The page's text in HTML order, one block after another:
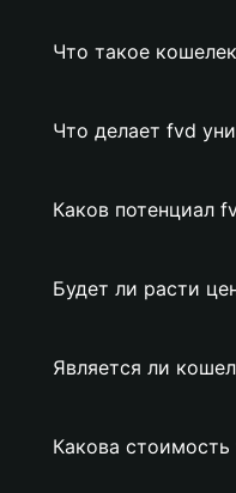
Что такое
Что делает fvd
Каков потенциал
Будет ли расти
Является ли
Какова